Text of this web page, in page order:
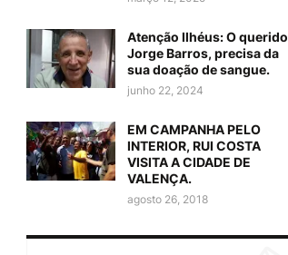
Atenção Ilhéus: O querido
Jorge Barros, precisa da
sua doação de sangue.
junho 22, 2024
EM CAMPANHA PELO
INTERIOR, RUI COSTA
VISITA A CIDADE DE
VALENÇA.
agosto 26, 2018